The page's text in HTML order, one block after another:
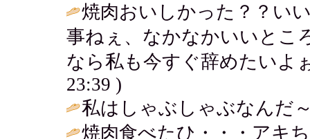
焼肉おいしかった？？い
事ねぇ、なかなかいいとこ
なら私も今すぐ辞めたいよ
23:39 )
私はしゃぶしゃぶなんだ
焼肉食べたひ・・・アキ